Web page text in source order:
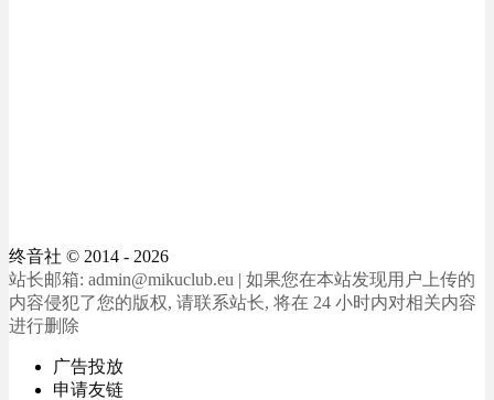
终音社 © 2014 - 2026
站长邮箱: admin@mikuclub.eu | 如果您在本站发现用户上传的
内容侵犯了您的版权, 请联系站长, 将在 24 小时内对相关内容
进行删除
广告投放
申请友链